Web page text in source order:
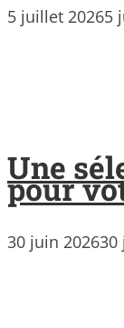
5 juillet 20265
Une
pour
30 juin 202630